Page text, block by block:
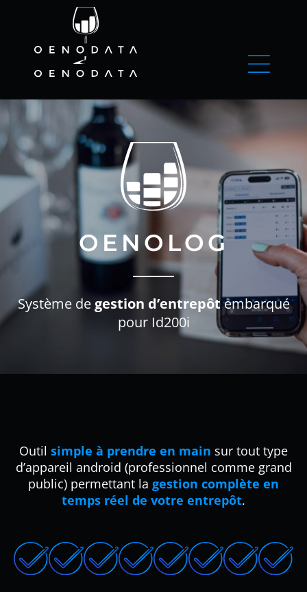
OENOLOG
Système degestion d’entrepôtembarqué
pour Id200i
Outil simple à prendre en main sur tout type
d’appareil android (professionnel comme grand
public) permettant la gestion complète en
temps réel de votre entrepôt.